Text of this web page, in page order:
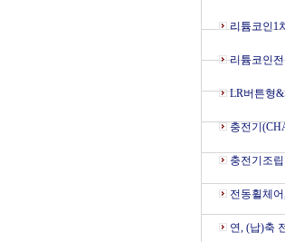
리튬코인1
리튬코인
LR버튼형
충전기
충전기조
전동휠체
연, (납)축